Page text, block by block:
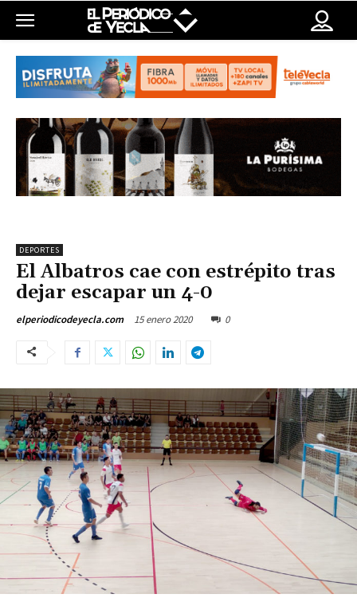
DEPORTES
El Albatros cae con estrépito tras
dejar escapar un 4-0
elperiodicodeyecla.com 15 enero 2020 0